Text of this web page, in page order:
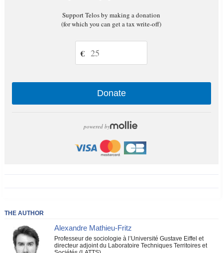
Support Telos by making a donation
(for which you can get a tax write-off)
€
Donate
powered by
THE AUTHOR
Alexandre Mathieu-Fritz
Professeur de sociologie à l’Université Gustave Eiffel et
directeur adjoint du Laboratoire Techniques Territoires et